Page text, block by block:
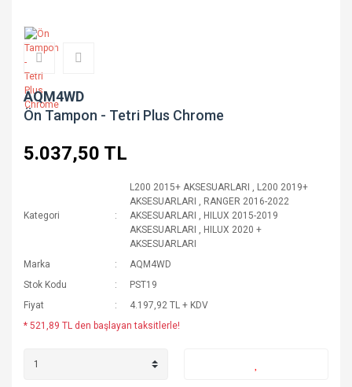
AQM4WD
Ön Tampon - Tetri Plus Chrome
5.037,50 TL
Kategori
L200 2015+ AKSESUARLARI , L200 2019+
AKSESUARLARI , RANGER 2016-2022
AKSESUARLARI , HILUX 2015-2019
AKSESUARLARI , HILUX 2020 +
AKSESUARLARI
Marka
AQM4WD
Stok Kodu
PST19
Fiyat
4.197,92 TL + KDV
* 521,89 TL den başlayan taksitlerle!